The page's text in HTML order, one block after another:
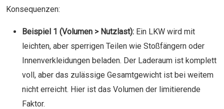
Konsequenzen:
Beispiel 1 (Volumen > Nutzlast): Ein LKW wird mit
leichten, aber sperrigen Teilen wie Stoßfängern oder
Innenverkleidungen beladen. Der Laderaum ist komplett
voll, aber das zulässige Gesamtgewicht ist bei weitem
nicht erreicht. Hier ist das Volumen der limitierende
Faktor.